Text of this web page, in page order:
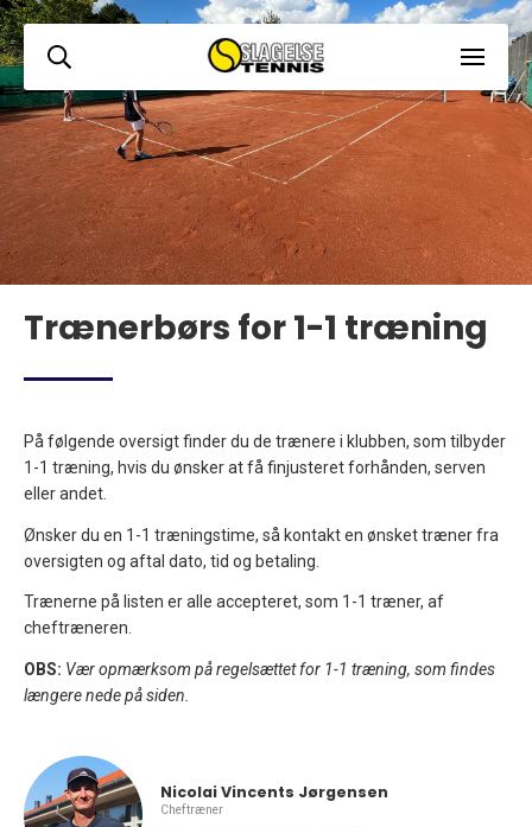
Trænerbørs for 1-1 træning
På følgende oversigt finder du de trænere i klubben, som tilbyder
1-1 træning, hvis du ønsker at få finjusteret forhånden, serven
eller andet.
Ønsker du en 1-1 træningstime, så kontakt en ønsket træner fra
oversigten og aftal dato, tid og betaling.
Trænerne på listen er alle accepteret, som 1-1 træner, af
cheftræneren.
OBS: Vær opmærksom på regelsættet for 1-1 træning, som findes
længere nede på siden.
Nicolai Vincents Jørgensen
Cheftræner